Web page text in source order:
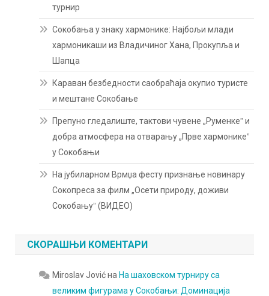
турнир
Сокобања у знаку хармонике: Најбољи млади
хармоникаши из Владичиног Хана, Прокупља и
Шапца
Караван безбедности саобраћаја окупио туристе
и мештане Сокобање
Препуно гледалиште, тактови чувене „Руменкеˮ и
добра атмосфера на отварању „Прве хармоникеˮ
у Сокобањи
На јубиларном Врмџа фесту признање новинару
Сокопреса за филм „Осети природу, доживи
Сокобањуˮ (ВИДЕО)
СКОРАШЊИ КОМЕНТАРИ
Miroslav JovićнаНа шаховском турниру са
великим фигурама у Сокобањи: Доминација